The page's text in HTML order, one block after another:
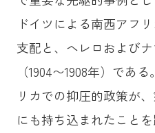
ドイツによる南西アフ
支配と、ヘレロおよび
（1904〜1908年）であ
リカでの抑圧的政策が
にも持ち込まれたこと